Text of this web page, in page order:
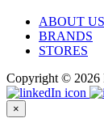
ABOUT US
BRANDS
STORES
Copyright © 2026
×